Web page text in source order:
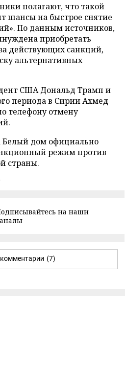
полагают, что такой
шансы на быстрое снятие
По данным источников,
приобретать
действующих санкций,
альтернативных
США Дональд Трамп и
периода в Сирии Ахмед
телефону отмену
Белый дом официально
режим против
страны.
на наши
(7)